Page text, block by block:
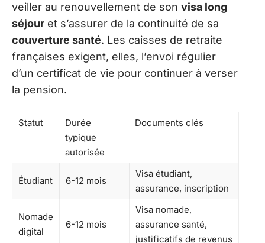
veiller au renouvellement de son visa long
séjour et s’assurer de la continuité de sa
couverture santé. Les caisses de retraite
françaises exigent, elles, l’envoi régulier
d’un certificat de vie pour continuer à verser
la pension.
Statut
Durée
typique
autorisée
Documents clés
Étudiant 6-12 mois
Visa étudiant,
assurance, inscription
Nomade
digital
6-12 mois
Visa nomade,
assurance santé,
justificatifs de revenus